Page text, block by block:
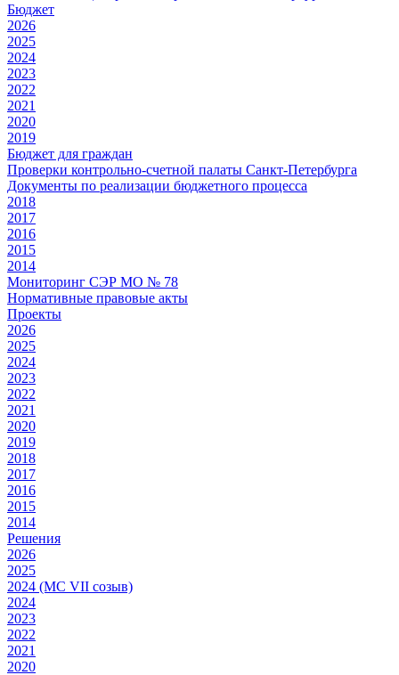
Бюджет
2026
2025
2024
2023
2022
2021
2020
2019
Бюджет для граждан
Проверки контрольно-счетной палаты Санкт-Петербурга
Документы по реализации бюджетного процесса
2018
2017
2016
2015
2014
Мониторинг СЭР МО № 78
Нормативные правовые акты
Проекты
2026
2025
2024
2023
2022
2021
2020
2019
2018
2017
2016
2015
2014
Решения
2026
2025
2024 (МС VII созыв)
2024
2023
2022
2021
2020